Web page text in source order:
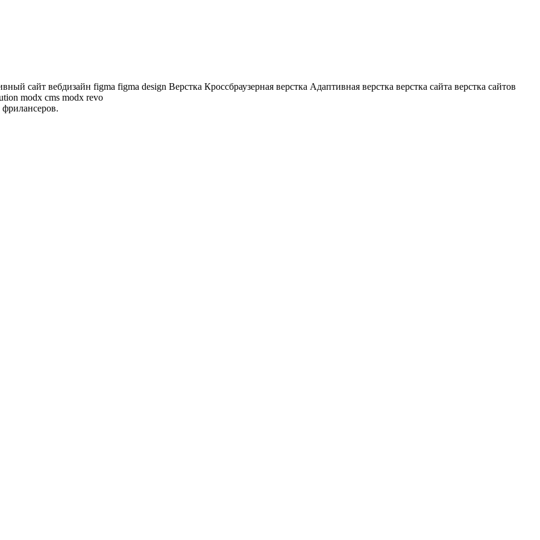
сайт вебдизайн figma figma design Верстка Кроссбраузерная верстка Адаптивная верстка верстка сайта верстка сайтов
modx cms modx revo